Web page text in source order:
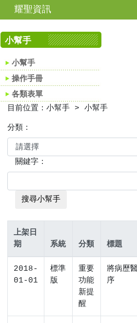
耀聖資訊
小幫手
小幫手
操作手冊
各類表單
目前位置：小幫手 > 小幫手
分類：
關鍵字：
上架日
期
系統 分類 標題
2018-
01-01
標準
版
重要
功能
新提
醒
將病歷
序